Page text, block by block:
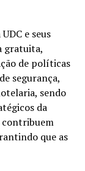
e seus
gratuita,
de políticas
segurança,
sendo
da
contribuem
que as